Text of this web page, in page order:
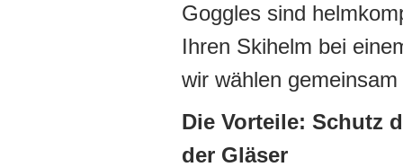
Goggles sind
Ihren Skihelm bei
wir wählen
Die Vorteile: Schutz
der Gläser